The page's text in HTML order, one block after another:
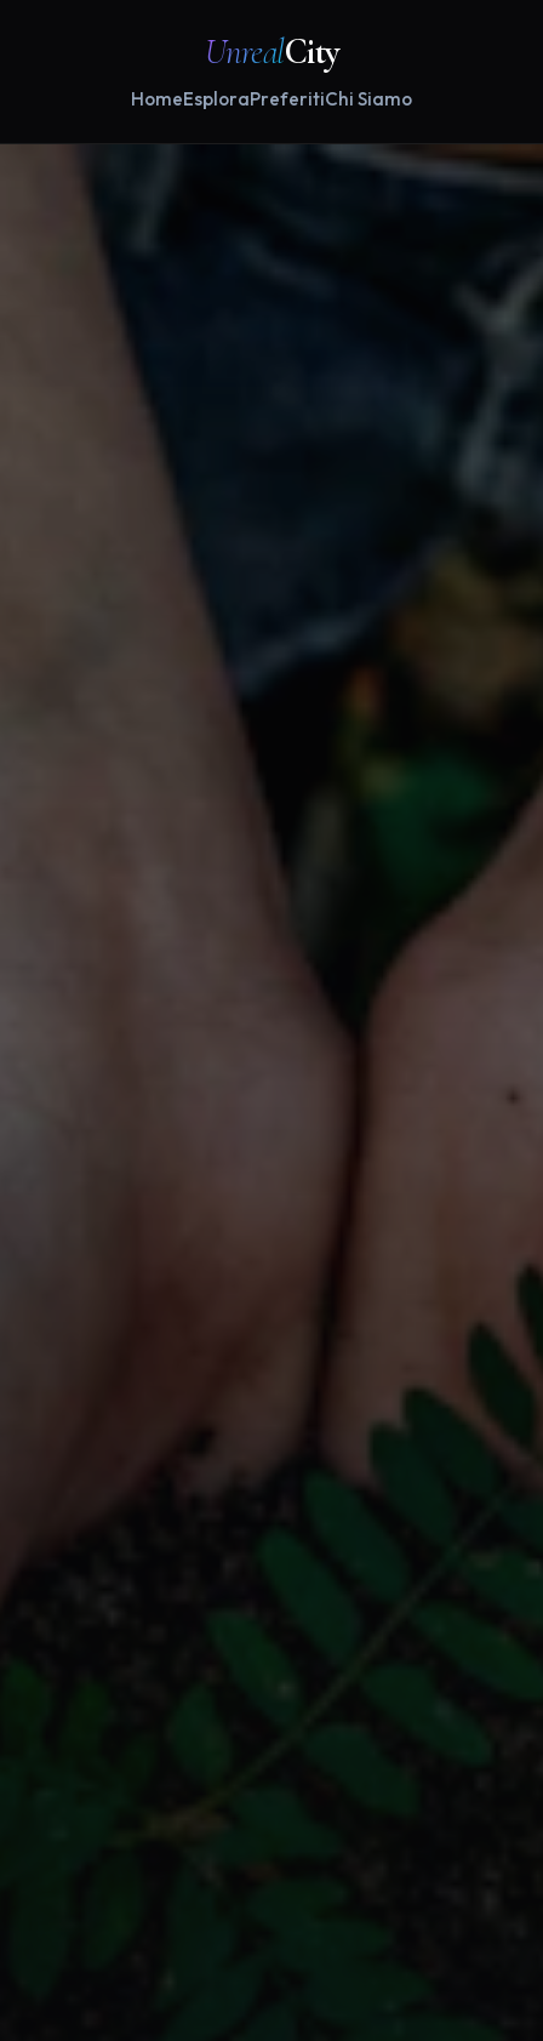
UnrealCity
HomeEsploraPreferitiChi Siamo